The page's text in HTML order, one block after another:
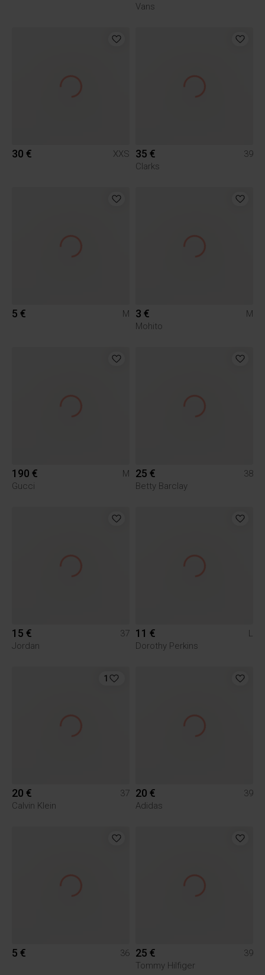
Vans
30 € XXS 35 €
39
Clarks
5 € M 3 €
M
Mohito
190 €
M
Gucci
25 €
38
Betty Barclay
15 €
37
Jordan
11 €
L
Dorothy Perkins
1
20 €
37
Calvin Klein
20 €
39
Adidas
5 € 36 25 €
39
Tommy Hilfiger